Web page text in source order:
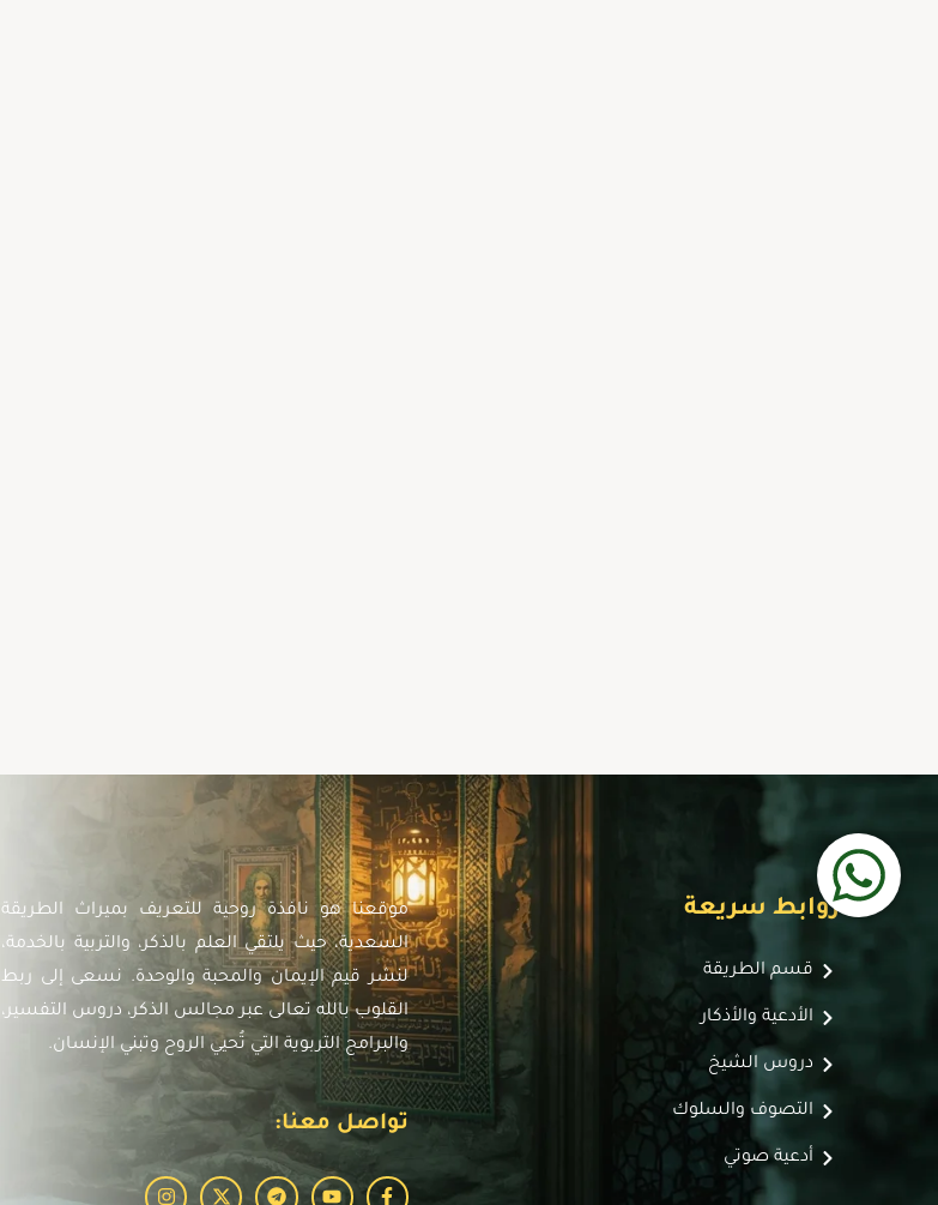
روابط سريعة
قسم الطريقة
الأدعية والأذكار
دروس الشيخ
التصوف والسلوك
أدعية صوتي
موقعنا هو نافذة روحية للتعريف بميراث الطريقة
السعدية، حيث يلتقي العلم بالذكر، والتربية بالخدمة،
لنشر قيم الإيمان والمحبة والوحدة. نسعى إلى ربط
القلوب بالله تعالى عبر مجالس الذكر، دروس التفسير،
والبرامج التربوية التي تُحيي الروح وتبني الإنسان.
تواصل معنا: